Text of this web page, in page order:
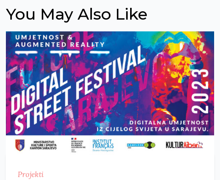
You May Also Like
Projekti